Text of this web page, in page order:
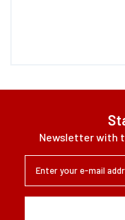
Newsletter with